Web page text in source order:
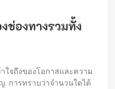
งช่องทางรวมทั้ง
ใจถึงของโอกาสและความ
. การทราบว่าจำนวนใดได้